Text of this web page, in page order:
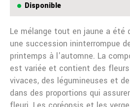
Disponible
Le mélange tout en jaune a été
une succession ininterrompue
printemps à l'automne. La
est variée et contient des
vivaces, des légumineuses et
dans des proportions qui